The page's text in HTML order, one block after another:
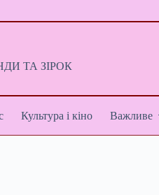
ТА ЗІРОК
Культура і кіно Важливе